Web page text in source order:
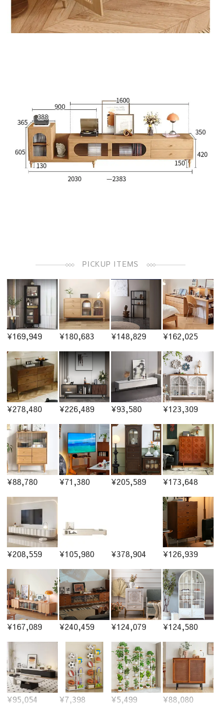
PICKUP ITEMS
¥169,949 ¥180,683 ¥148,829 ¥162,025
¥278,480 ¥226,489 ¥93,580 ¥123,309
¥88,780 ¥71,380 ¥205,589 ¥173,648
¥208,559 ¥105,980 ¥378,904 ¥126,939
¥167,089 ¥240,459 ¥124,079 ¥124,580
¥95,054 ¥7,398 ¥5,499
¥88,080